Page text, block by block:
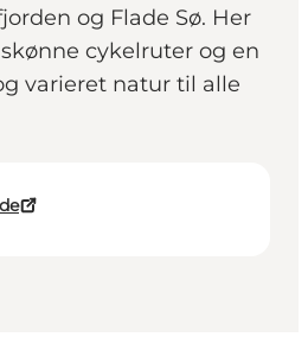
og Flade Sø. Her
cykelruter og en
varieret natur til alle